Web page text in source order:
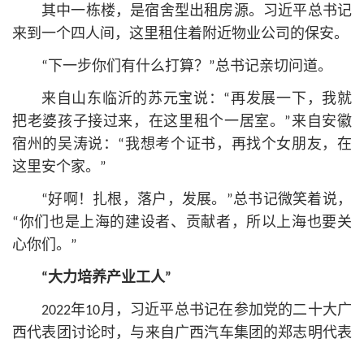
其中一栋楼，是宿舍型出租房源。习近平总书记
来到一个四人间，这里租住着附近物业公司的保安。
“下一步你们有什么打算？”总书记亲切问道。
来自山东临沂的苏元宝说：“再发展一下，我就
把老婆孩子接过来，在这里租个一居室。”来自安徽
宿州的吴涛说：“我想考个证书，再找个女朋友，在
这里安个家。”
“好啊！扎根，落户，发展。”总书记微笑着说，
“你们也是上海的建设者、贡献者，所以上海也要关
心你们。”
“大力培养产业工人”
2022年10月，习近平总书记在参加党的二十大广
西代表团讨论时，与来自广西汽车集团的郑志明代表